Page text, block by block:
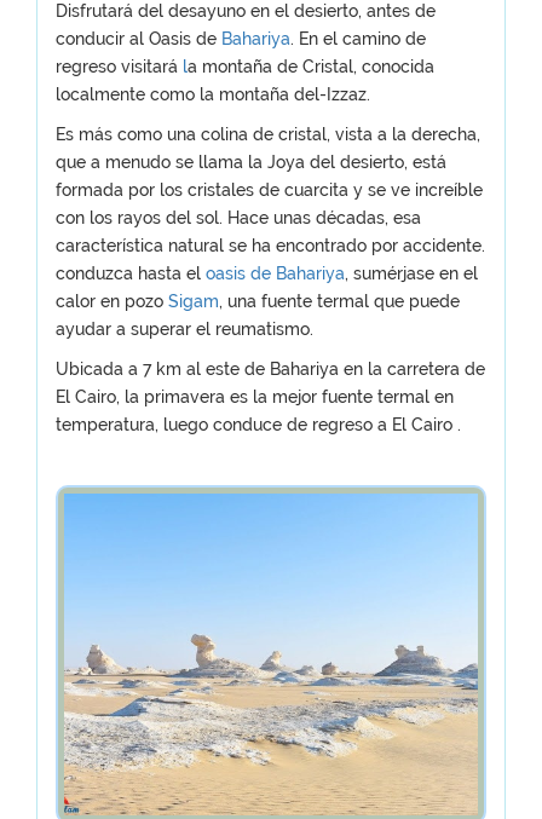
Disfrutará del desayuno en el desierto, antes de
conducir al Oasis de Bahariya. En el camino de
regreso visitará la montaña de Cristal, conocida
localmente como la montaña del-Izzaz.
Es más como una colina de cristal, vista a la derecha,
que a menudo se llama la Joya del desierto, está
formada por los cristales de cuarcita y se ve increíble
con los rayos del sol. Hace unas décadas, esa
característica natural se ha encontrado por accidente.
conduzca hasta el oasis de Bahariya, sumérjase en el
calor en pozo Sigam, una fuente termal que puede
ayudar a superar el reumatismo.
Ubicada a 7 km al este de Bahariya en la carretera de
El Cairo, la primavera es la mejor fuente termal en
temperatura, luego conduce de regreso a El Cairo .